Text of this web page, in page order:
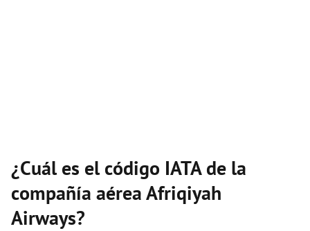
¿Cuál es el código IATA de la
compañía aérea Afriqiyah
Airways?